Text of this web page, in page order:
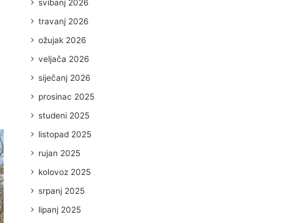
svibanj 2026
travanj 2026
ožujak 2026
veljača 2026
siječanj 2026
prosinac 2025
studeni 2025
listopad 2025
rujan 2025
kolovoz 2025
srpanj 2025
lipanj 2025